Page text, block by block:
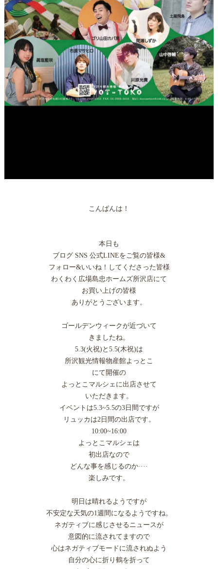
こんばんは！
本日も
ブログ SNS 公式LINEをご覧の皆様&
フォロー&いいね！してくださった皆様
わくわく広場島忠ホームズ所沢店にて
お買い上げの皆様
ありがとうございます。
ゴールデンウィークが近づいて
きましたね。
5.3(火祝)と5.5(木祝)は
所沢観光情報物産館よっとこ
にて開催の
よっとこマルシェに出店させて
いただきます。
イベントは5.3~5.5の3日間ですが
リュッカは2日間の出店です。
10:00~16:00
よっとこマルシェは
初出店なので
どんな事を感じるのか····
楽しみです。
明日は晴れるようですが
不安定な天気の1週間になるようですね。
ネガティブに感じさせるニュースが
意図的に流されてますので
心はネガティブモードに流されぬよう
自分の心に折り鶴を折って